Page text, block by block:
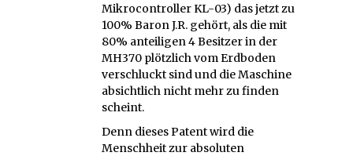
Mikrocontroller KL-03) das jetzt zu
100% Baron J.R. gehört, als die mit
80% anteiligen 4 Besitzer in der
MH370 plötzlich vom Erdboden
verschluckt sind und die Maschine
absichtlich nicht mehr zu finden
scheint.
Denn dieses Patent wird die
Menschheit zur absoluten